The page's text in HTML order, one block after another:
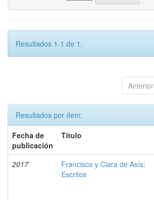
Resultados 1-1 de 1.
Anterior
Resultados por ítem:
Fecha de
publicación
Título
2017
Francisco y Clara de Asís:
Escritos